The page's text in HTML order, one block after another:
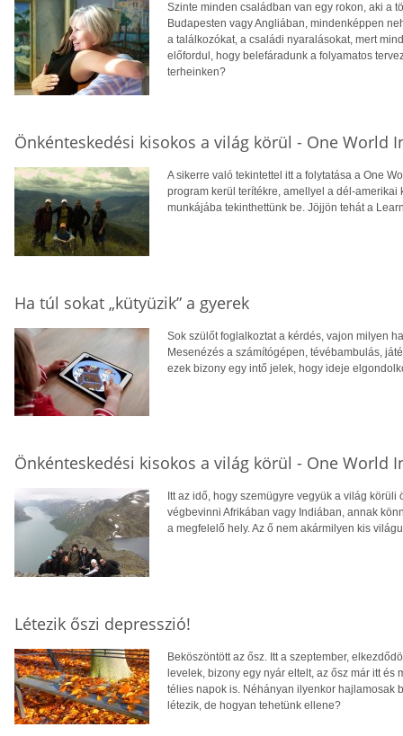
Szinte minden családban van egy rokon, aki a
Budapesten vagy Angliában, mindenképpen
a találkozókat, a családi nyaralásokat, mert
előfordul, hogy belefáradunk a folyamatos
terheinken?
Önkénteskedési kisokos a világ körül - One World
A sikerre való tekintettel itt a folytatása a One
program kerül terítékre, amellyel a dél-
munkájába tekinthettünk be. Jöjjön tehát a
Ha túl sokat „kütyüzik” a gyerek
Sok szülőt foglalkoztat a kérdés, vajon milyen
Mesenézés a számítógépen, tévébambulás,
ezek bizony egy intő jelek, hogy ideje
Önkénteskedési kisokos a világ körül - One World
Itt az idő, hogy szemügyre vegyük a világ
végbevinni Afrikában vagy Indiában, annak
a megfelelő hely. Az ő nem akármilyen kis
Létezik őszi depresszió!
Beköszöntött az ősz. Itt a szeptember,
levelek, bizony egy nyár eltelt, az ősz már itt
télies napok is. Néhányan ilyenkor hajlamosak
létezik, de hogyan tehetünk ellene?